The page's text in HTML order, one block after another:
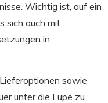
Wichtig ist, auf ein
sich auch mit
in
sowie
unter die Lupe zu